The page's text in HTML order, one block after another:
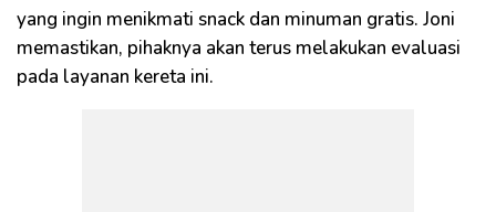
yang ingin menikmati snack dan minuman gratis. Joni
memastikan, pihaknya akan terus melakukan evaluasi
pada layanan kereta ini.